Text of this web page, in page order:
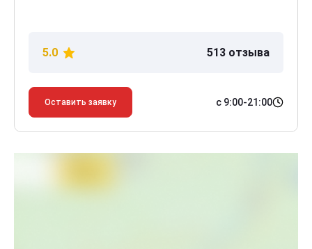
5.0 513 отзыва
Оставить заявку с 9:00-21:00